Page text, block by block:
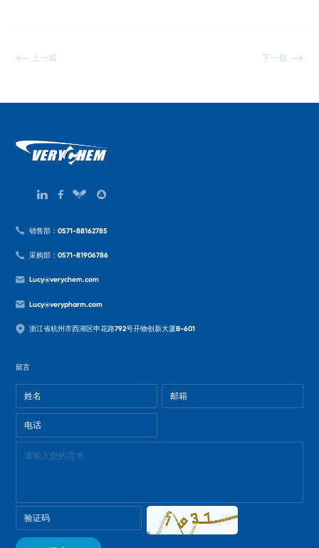
上一篇 下一篇
销售部：0571-88162785
采购部：0571-81906786
Lucy@verychem.com
Lucy@verypharm.com
浙江省杭州市西湖区申花路792号开物创新大厦B-601
留言